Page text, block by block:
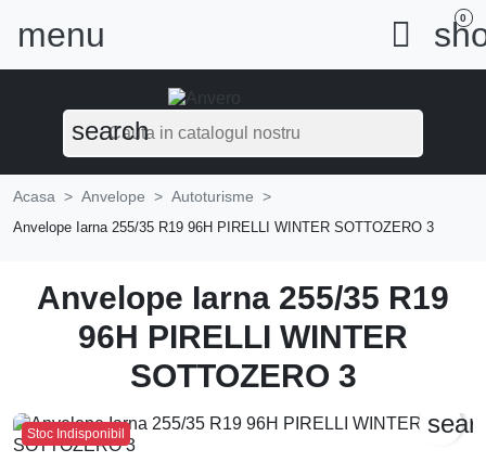
menu  0
search
Acasa Anvelope Autoturisme
Anvelope Iarna 255/35 R19 96H PIRELLI WINTER SOTTOZERO 3
Anvelope Iarna 255/35 R19
96H PIRELLI WINTER
SOTTOZERO 3
Stoc Indisponibil